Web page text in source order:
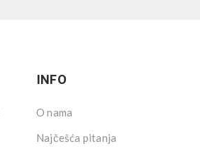
INFO
O nama
Najčešća pitanja